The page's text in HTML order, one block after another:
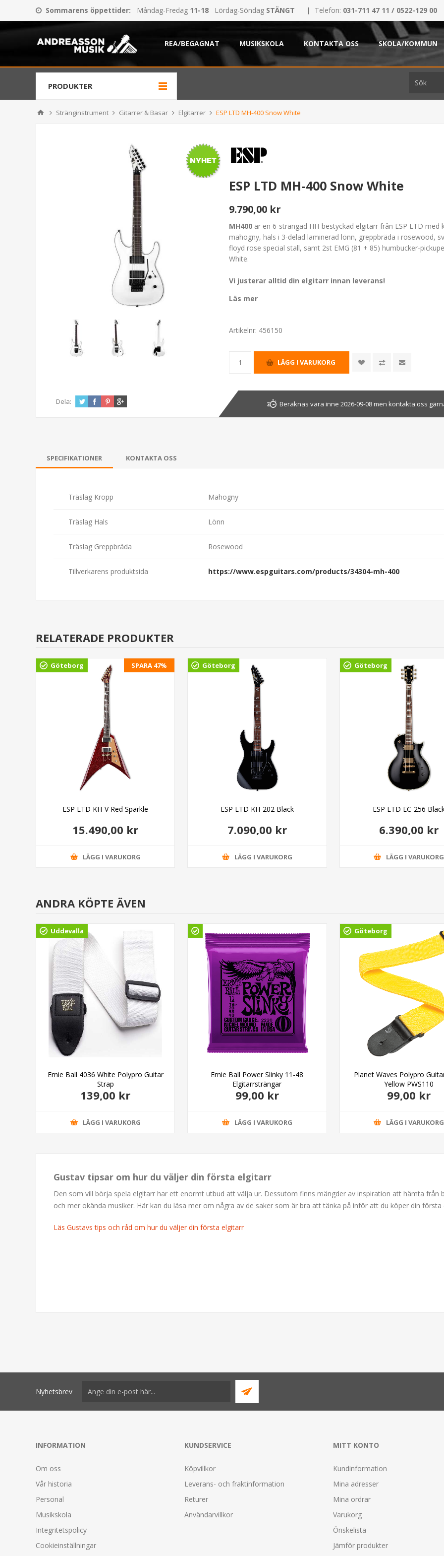
Sommarens öppettider: Måndag-Fredag 11-18 Lördag-Söndag STÄNGT | Telefon: 031-711 47 11 / 0522-129 00
REA/BEGAGNAT MUSIKSKOLA KONTAKTA OSS SKOLA/KOMMUN
PRODUKTER
Stränginstrument Gitarrer & Basar Elgitarrer ESP LTD MH-400 Snow White
ESP LTD MH-400 Snow White
9.790,00 kr
MH400 är en 6-strängad HH-bestyckad elgitarr från ESP LTD med
mahogny, hals i 3-delad laminerad lönn, greppbräda i rosewood,
floyd rose special stall, samt 2st EMG (81 + 85) humbucker-
White.
Vi justerar alltid din elgitarr innan leverans!
Läs mer
Artikelnr: 456150
Dela: Beräknas vara inne 2026-09-08 men kontakta oss
SPECIFIKATIONER KONTAKTA OSS
Träslag Kropp Mahogny
Träslag Hals Lönn
Träslag Greppbräda Rosewood
Tillverkarens produktsida https://www.espguitars.com/products/34304-mh-400
RELATERADE PRODUKTER
SPARA 47%
Göteborg
ESP LTD KH-V Red Sparkle
15.490,00 kr
LÄGG I VARUKORG
Göteborg
ESP LTD KH-202 Black
7.090,00 kr
LÄGG I VARUKORG
Göteborg
ESP LTD EC-256
6.390,00 kr
LÄGG I VARUKORG
ANDRA KÖPTE ÄVEN
Uddevalla
Ernie Ball 4036 White Polypro Guitar
Strap
139,00 kr
LÄGG I VARUKORG
Ernie Ball Power Slinky 11-48
Elgitarrsträngar
99,00 kr
LÄGG I VARUKORG
Göteborg
Planet Waves Polypro
Yellow PWS110
99,00 kr
LÄGG I VARUKORG
Gustav tipsar om hur du väljer din första elgitarr
Den som vill börja spela elgitarr har ett enormt utbud att välja ur. Dessutom finns mängder av inspiration att hämta från
och mer okända musiker. Här kan du läsa mer om några av de saker som är bra att tänka på inför att du köper din första
Läs Gustavs tips och råd om hur du väljer din första elgitarr
Nyhetsbrev
INFORMATION
Om oss
Vår historia
Personal
Musikskola
Integritetspolicy
Cookieinställningar
KUNDSERVICE
Köpvillkor
Leverans- och fraktinformation
Returer
Användarvillkor
MITT KONTO
Kundinformation
Mina adresser
Mina ordrar
Varukorg
Önskelista
Jämför produkter